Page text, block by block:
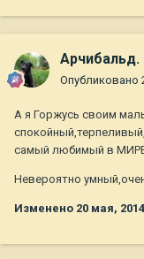
Арчибальд.
Опубликовано
А я Горжусь своим
самый любимый в
Невероятно
Изменено 20 мая, 2014